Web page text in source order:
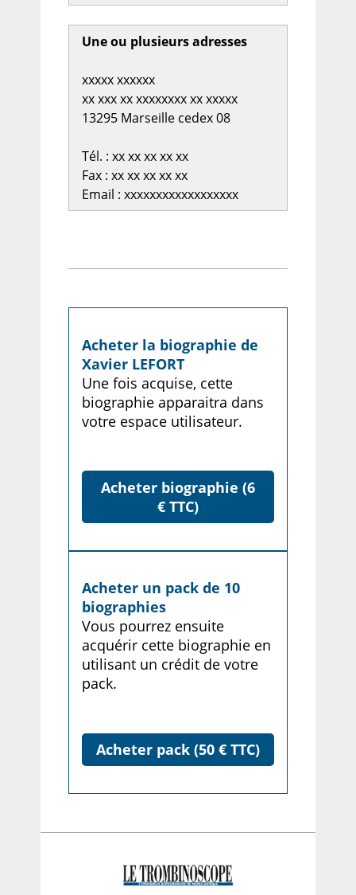
Une ou plusieurs adresses
xxxxx xxxxxx
xx xxx xx xxxxxxxx xx xxxxx
13295 Marseille cedex 08
Tél. : xx xx xx xx xx
Fax : xx xx xx xx xx
Email : xxxxxxxxxxxxxxxxxx
Acheter la biographie de
Xavier LEFORT
Une fois acquise, cette
biographie apparaitra dans
votre espace utilisateur.
Acheter biographie (6
€ TTC)
Acheter un pack de 10
biographies
Vous pourrez ensuite
acquérir cette biographie en
utilisant un crédit de votre
pack.
Acheter pack (50 € TTC)